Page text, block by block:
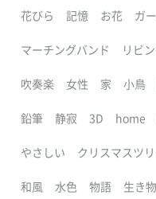
花びら 記憶 お花 ガ
マーチングバンド リビ
吹奏楽 女性 家 小鳥
鉛筆 静寂 3D home
やさしい クリスマスツ
和風 水色 物語 生き物